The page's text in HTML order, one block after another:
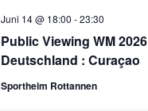
Public Viewing WM 2026
Deutschland : Curaçao
Juni 14 @ 18:00 -23:30
Sportheim Rottannen